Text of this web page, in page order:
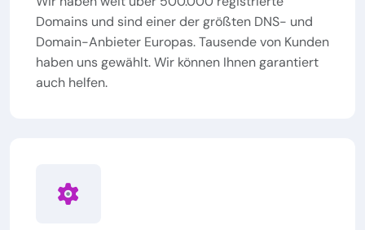
Domains und sind einer der größten DNS- und
Domain-Anbieter Europas. Tausende von Kunden
haben uns gewählt. Wir können Ihnen garantiert
auch helfen.